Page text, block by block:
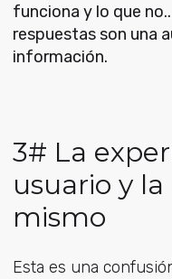
funciona y lo que
respuestas son una
información.
3# La
usuario y
mismo
Esta es una